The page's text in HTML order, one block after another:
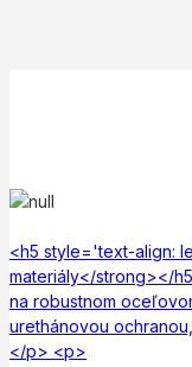
<h5 style='text-align:
materiály</strong></
na robustnom
urethánovou
</p> <p>